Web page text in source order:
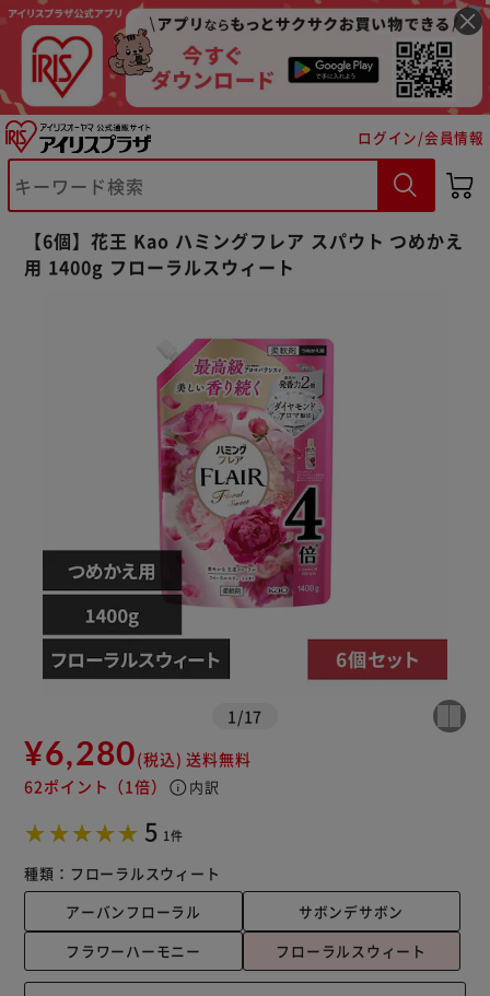
ログイン/会員情報
【6個】花王 Kao ハミングフレア スパウト つめかえ
用 1400g フローラルスウィート
1 /17
¥6,280(税込) 送料無料
62ポイント （1倍） info 内訳
5 1件
種類： フローラルスウィート
アーバンフローラル
サボンデサボン
フラワーハーモニー
フローラルスウィート
カートに入れる 購入手続きへ